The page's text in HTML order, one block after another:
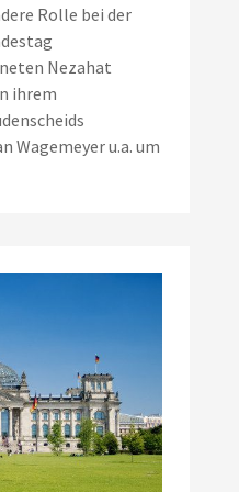
Rolle bei der
Nezahat
ihrem
Wagemeyer u.a. um